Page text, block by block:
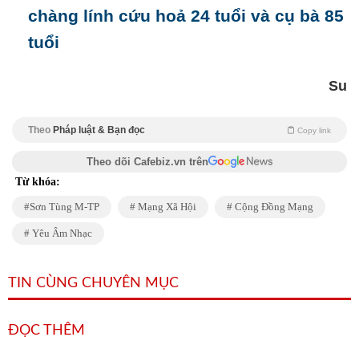
chàng lính cứu hoả 24 tuổi và cụ bà 85
tuổi
Su
Theo Pháp luật & Bạn đọc Copy link
Theo dõi Cafebiz.vn trên
Từ khóa:
Sơn Tùng M-TP Mạng Xã Hội Cộng Đồng Mạng
Yêu Âm Nhạc
TIN CÙNG CHUYÊN MỤC
ĐỌC THÊM